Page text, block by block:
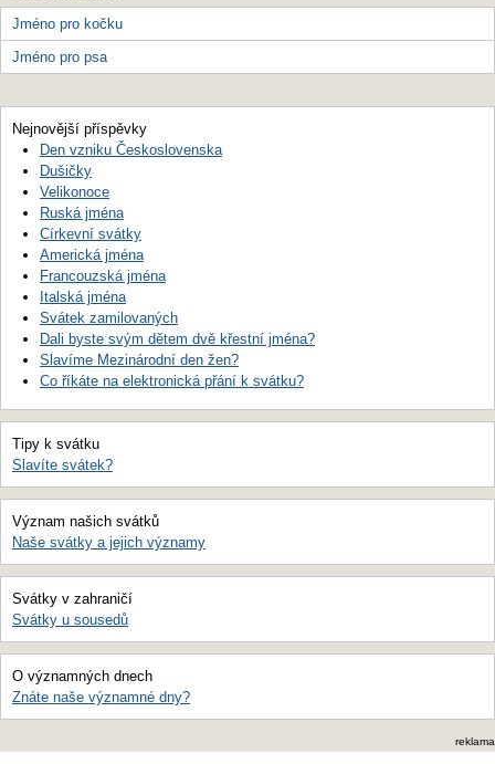
Jméno pro kočku
Jméno pro psa
Nejnovější příspěvky
Den vzniku Československa
Dušičky
Velikonoce
Ruská jména
Církevní svátky
Americká jména
Francouzská jména
Italská jména
Svátek zamilovaných
Dali byste svým dětem dvě křestní jména?
Slavíme Mezinárodní den žen?
Co říkáte na elektronická přání k svátku?
Tipy k svátku
Slavíte svátek?
Význam našich svátků
Naše svátky a jejich významy
Svátky v zahraničí
Svátky u sousedů
O významných dnech
Znáte naše významné dny?
reklama